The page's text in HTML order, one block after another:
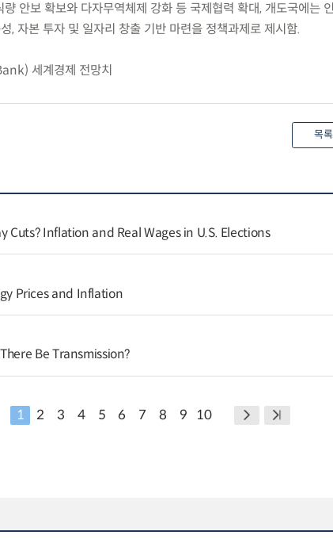
안보 확보와 다자무역체제 강화 등 국제협력 확대, 개도국에는
, 자본 투자 및 일자리 창출 기반 마련을 정책과제로 제시함.
세계경제 전망치
목록
Cuts? Inflation and Real Wages in U.S. Elections
Prices and Inflation
Be Transmission?
1 2 3 4 5 6 7 8 9 10